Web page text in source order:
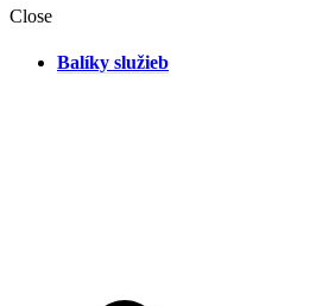
Close
Balíky služieb